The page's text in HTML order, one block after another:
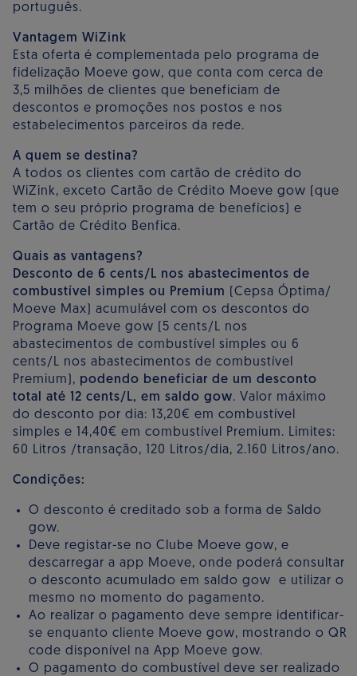
português.
Vantagem WiZink
Esta oferta é complementada pelo programa de
fidelização Moeve gow, que conta com cerca de
3,5 milhões de clientes que beneficiam de
descontos e promoções nos postos e nos
estabelecimentos parceiros da rede.
A quem se destina?
A todos os clientes com cartão de crédito do
WiZink, exceto Cartão de Crédito Moeve gow (que
tem o seu próprio programa de benefícios) e
Cartão de Crédito Benfica.
Quais as vantagens?
Desconto de 6 cents/L nos abastecimentos de
combustível simples ou Premium
(Cepsa Óptima/
Moeve Max) acumulável com os descontos do
Programa Moeve gow (5 cents/L nos
abastecimentos de combustível simples ou 6
cents/L nos abastecimentos de combustível
Premium), podendo beneficiar de um desconto
total até 12 cents/L, em saldo gow. Valor máximo
do desconto por dia: 13,20€ em combustível
simples e 14,40€ em combustível Premium. Limites:
60 Litros /transação, 120 Litros/dia, 2.160 Litros/ano.
Condições:
O desconto é creditado sob a forma de Saldo
gow.
Deve registar-se no Clube Moeve gow, e
descarregar a app Moeve, onde poderá consultar
o desconto acumulado em saldo gow e utilizar o
mesmo no momento do pagamento.
Ao realizar o pagamento deve sempre identificar-
se enquanto cliente Moeve gow, mostrando o QR
code disponível na App Moeve gow.
O pagamento do combustível deve ser realizado